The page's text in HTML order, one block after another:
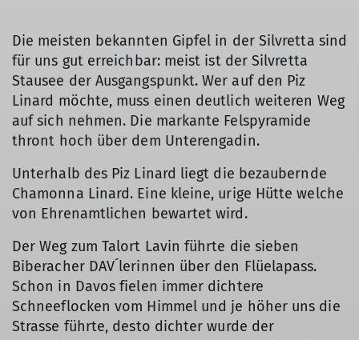
Die meisten bekannten Gipfel in der Silvretta sind
für uns gut erreichbar: meist ist der Silvretta
Stausee der Ausgangspunkt. Wer auf den Piz
Linard möchte, muss einen deutlich weiteren Weg
auf sich nehmen. Die markante Felspyramide
thront hoch über dem Unterengadin.
Unterhalb des Piz Linard liegt die bezaubernde
Chamonna Linard. Eine kleine, urige Hütte welche
von Ehrenamtlichen bewartet wird.
Der Weg zum Talort Lavin führte die sieben
Biberacher DAV´lerinnen über den Flüelapass.
Schon in Davos fielen immer dichtere
Schneeflocken vom Himmel und je höher uns die
Strasse führte, desto dichter wurde der